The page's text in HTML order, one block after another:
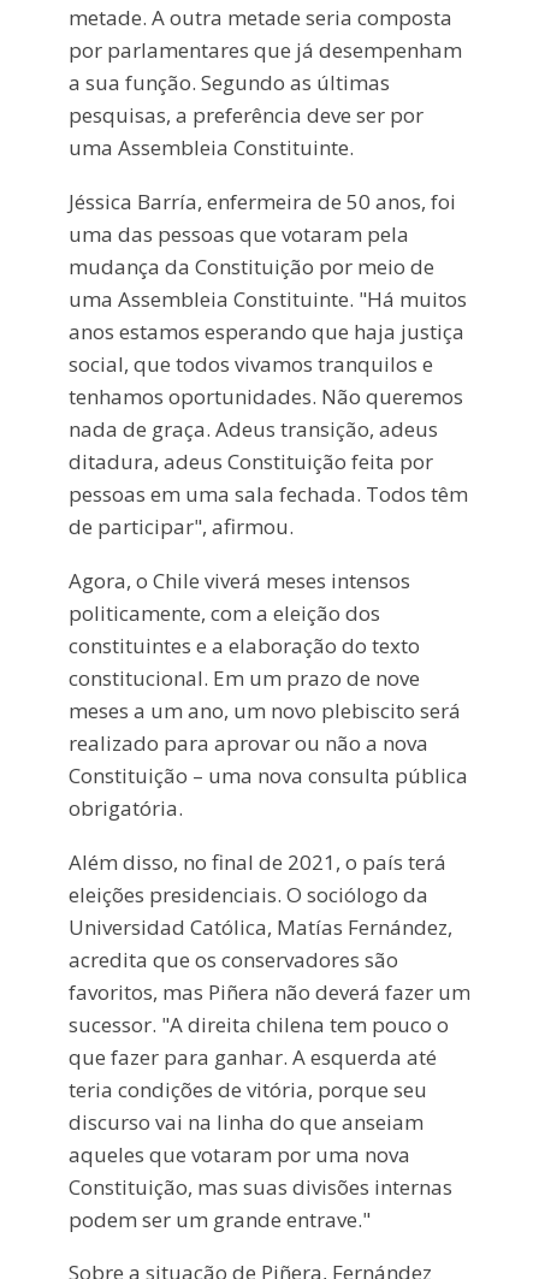
metade. A outra metade seria composta
por parlamentares que já desempenham
a sua função. Segundo as últimas
pesquisas, a preferência deve ser por
uma Assembleia Constituinte.
Jéssica Barría, enfermeira de 50 anos, foi
uma das pessoas que votaram pela
mudança da Constituição por meio de
uma Assembleia Constituinte. "Há muitos
anos estamos esperando que haja justiça
social, que todos vivamos tranquilos e
tenhamos oportunidades. Não queremos
nada de graça. Adeus transição, adeus
ditadura, adeus Constituição feita por
pessoas em uma sala fechada. Todos têm
de participar", afirmou.
Agora, o Chile viverá meses intensos
politicamente, com a eleição dos
constituintes e a elaboração do texto
constitucional. Em um prazo de nove
meses a um ano, um novo plebiscito será
realizado para aprovar ou não a nova
Constituição – uma nova consulta pública
obrigatória.
Além disso, no final de 2021, o país terá
eleições presidenciais. O sociólogo da
Universidad Católica, Matías Fernández,
acredita que os conservadores são
favoritos, mas Piñera não deverá fazer um
sucessor. "A direita chilena tem pouco o
que fazer para ganhar. A esquerda até
teria condições de vitória, porque seu
discurso vai na linha do que anseiam
aqueles que votaram por uma nova
Constituição, mas suas divisões internas
podem ser um grande entrave."
Sobre a situação de Piñera, Fernández